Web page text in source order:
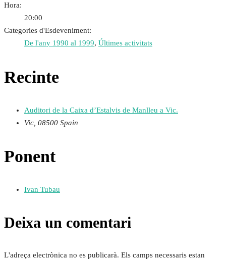
Hora:
20:00
Categories d'Esdeveniment:
De l'any 1990 al 1999, Últimes activitats
Recinte
Auditori de la Caixa d’Estalvis de Manlleu a Vic.
Vic 08500 Spain
Ponent
Ivan Tubau
Deixa un comentari
L'adreça electrònica no es publicarà. Els camps necessaris estan